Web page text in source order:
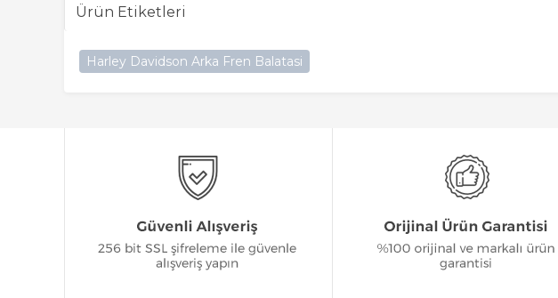
Ürün Etiketleri
Harley Davidson Arka Fren Balatasi